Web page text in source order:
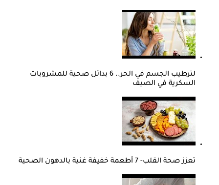
لترطيب الجسم في الحر.. 6 بدائل صحية للمشروبات
السكرية في الصيف
تعزز صحة القلب- 7 أطعمة خفيفة غنية بالدهون الصحية